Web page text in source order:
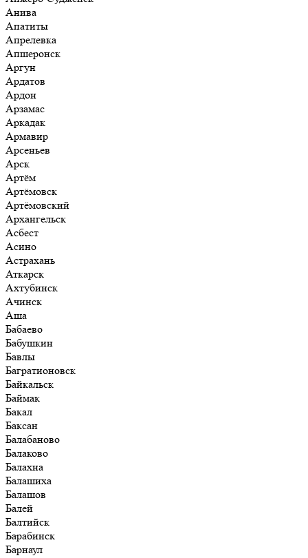
Анива
Апатиты
Апрелевка
Апшеронск
Аргун
Ардатов
Ардон
Арзамас
Аркадак
Армавир
Арсеньев
Арск
Артём
Артёмовск
Артёмовский
Архангельск
Асбест
Асино
Астрахань
Аткарск
Ахтубинск
Ачинск
Аша
Бабаево
Бабушкин
Бавлы
Багратионовск
Байкальск
Баймак
Бакал
Баксан
Балабаново
Балаково
Балахна
Балашиха
Балашов
Балей
Балтийск
Барабинск
Барнаул